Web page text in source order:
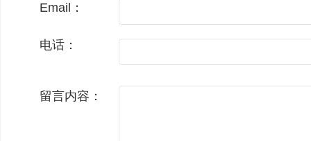
Email：
电话：
留言内容：